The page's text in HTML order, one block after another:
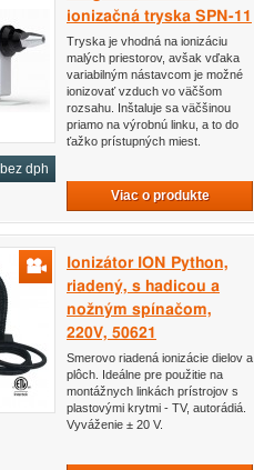
bez dph
ionizačná tryska SPN-11
Tryska je vhodná na ionizáciu
malých priestorov, avšak vďaka
variabilným nástavcom je možné
ionizovať vzduch vo väčšom
rozsahu. Inštaluje sa väčšinou
priamo na výrobnú linku, a to do
ťažko prístupných miest.
Viac o produkte
Ionizátor ION Python,
riadený, s hadicou a
nožným spínačom,
220V, 50621
Smerovo riadená ionizácie dielov a
plôch. Ideálne pre použitie na
montážnych linkách prístrojov s
plastovými krytmi - TV, autorádiá.
Vyváženie ± 20 V.